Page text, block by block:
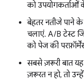
को
बेहतर नतीजे पाने
चलाएं. A/B टेस्ट
को पेज की
सबसे ज़रूरी बात
ज़रूरत न हो, तो